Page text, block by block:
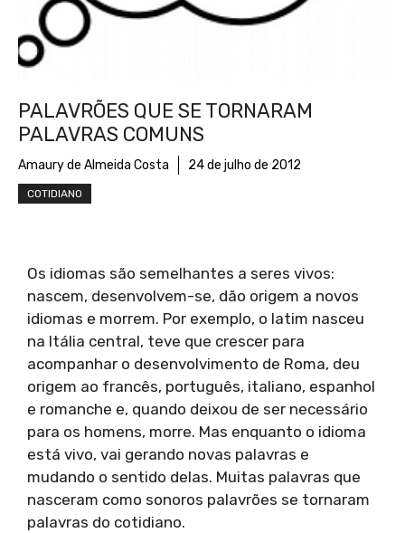
PALAVRÕES QUE SE TORNARAM
PALAVRAS COMUNS
Amaury de Almeida Costa 24 de julho de 2012
COTIDIANO
Os idiomas são semelhantes a seres vivos:
nascem, desenvolvem-se, dão origem a novos
idiomas e morrem. Por exemplo, o latim nasceu
na Itália central, teve que crescer para
acompanhar o desenvolvimento de Roma, deu
origem ao francês, português, italiano, espanhol
e romanche e, quando deixou de ser necessário
para os homens, morre. Mas enquanto o idioma
está vivo, vai gerando novas palavras e
mudando o sentido delas. Muitas palavras que
nasceram como sonoros palavrões se tornaram
palavras do cotidiano.